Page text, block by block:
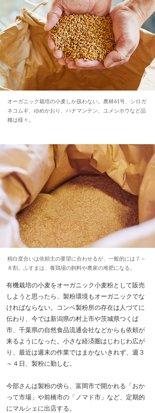
オーガニック栽培の小麦しか扱わない。農林61号、シロガ
ネコムギ、ゆめかおり、ハナマンテン、ユメシホウなど品
種は様々。
精白度合いは依頼主の要望に合わせるが、一般的には７～
８割。ふすまは、養鶏場の飼料や農家の堆肥になる。
有機栽培の小麦をオーガニック小麦粉として販売
しようと思ったら、製粉環境もオーガニックでな
ければならない。コンベ製粉所の存在は人づてに
伝わり、今では新潟県の村上市や茨城県つくば
市、千葉県の自然食品流通会社などからも依頼が
来るようになった。小さな経済圏はじわじわ広が
り、最近は週末の作業ではまかないきれず、週３
～４日、製粉に勤しむ。
今部さんは製粉の傍ら、富岡市で開かれる「おか
って市場」や前橋市の「ノマド市」など、定期的
にマルシェに出店する。